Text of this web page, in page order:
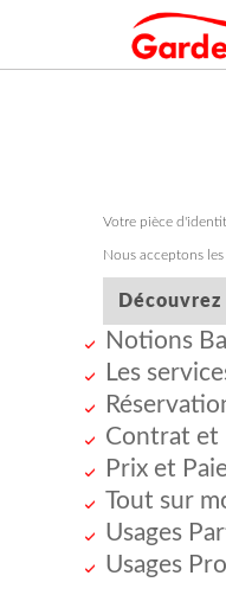
Votre pièce
Nous acceptons
Découvrez
Notions
Les
Contrat et
Prix et
Tout sur
Usages
Usages Pro